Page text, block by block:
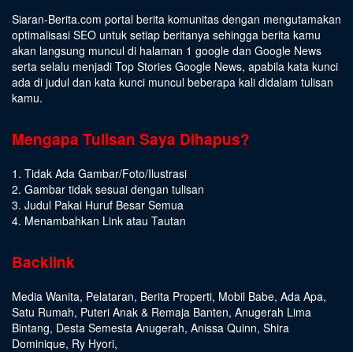
Siaran-Berita.com portal berita komunitas dengan mengutamakan
optimalisasi SEO untuk setiap beritanya sehingga berita kamu
akan langsung muncul di halaman 1 google dan Google News
serta selalu menjadi Top Stories Google News, apabila kata kunci
ada di judul dan kata kunci muncul beberapa kali didalam tulisan
kamu.
Mengapa Tulisan Saya Dihapus?
1. Tidak Ada Gambar/Foto/Ilustrasi
2. Gambar tidak sesuai dengan tulisan
3. Judul Pakai Huruf Besar Semua
4. Menambahkan Link atau Tautan
Backlink
Media Wanita, Pelataran, Berita Properti, Mobil Babe, Ada Apa,
Satu Rumah, Puteri Anak & Remaja Banten, Anugerah Lima
Bintang, Desta Semesta Anugerah, Anissa Quinn, Shira
Dominique, Ry Hyori,